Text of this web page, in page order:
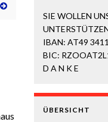
SIE WOLLEN
IBAN: AT49
BIC:
D A N K E
ÜBERSICHT